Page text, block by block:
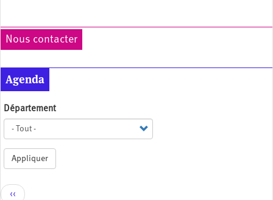
Nous contacter
Agenda
Département
Appliquer
Pagination
Page
‹‹